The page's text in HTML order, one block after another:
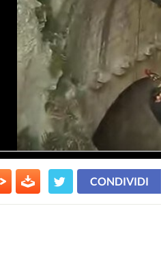
CONDIVIDI